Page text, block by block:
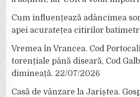
Cum influențează adâncimea
apei acuratețea citirilor
Vremea în Vrancea. Cod
torențiale până diseară, Cod
dimineață. 22/07/2026
Casă de vânzare la Jariștea.